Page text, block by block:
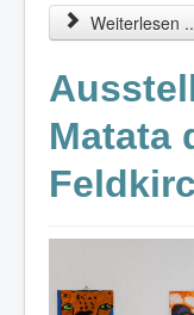
Weiterlesen
Matata